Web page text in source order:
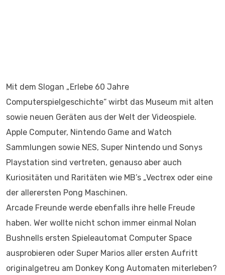
Mit dem Slogan „Erlebe 60 Jahre
Computerspielgeschichte“ wirbt das Museum mit alten
sowie neuen Geräten aus der Welt der Videospiele.
Apple Computer, Nintendo Game and Watch
Sammlungen sowie NES, Super Nintendo und Sonys
Playstation sind vertreten, genauso aber auch
Kuriositäten und Raritäten wie MB’s „Vectrex oder eine
der allerersten Pong Maschinen.
Arcade Freunde werde ebenfalls ihre helle Freude
haben. Wer wollte nicht schon immer einmal Nolan
Bushnells ersten Spieleautomat Computer Space
ausprobieren oder Super Marios aller ersten Aufritt
originalgetreu am Donkey Kong Automaten miterleben?